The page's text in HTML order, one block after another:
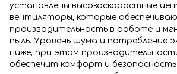
установлены высокоскоростные
вентиляторы, которые
производительность в работе и
пыль. Уровень шума и потребление
ниже, при этом
обеспечит комфорт и